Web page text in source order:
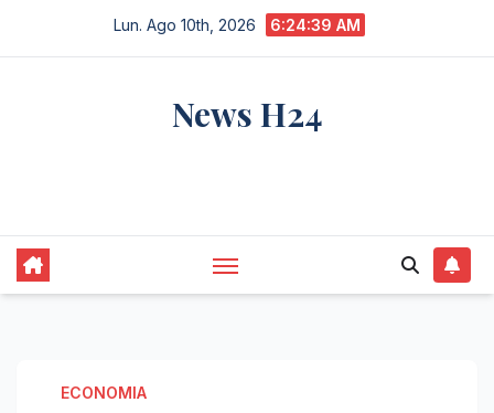
Lun. Ago 10th, 2026 6:24:40 AM
News H24
ECONOMIA